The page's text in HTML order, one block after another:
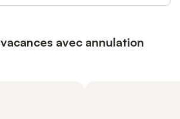
avec annulation